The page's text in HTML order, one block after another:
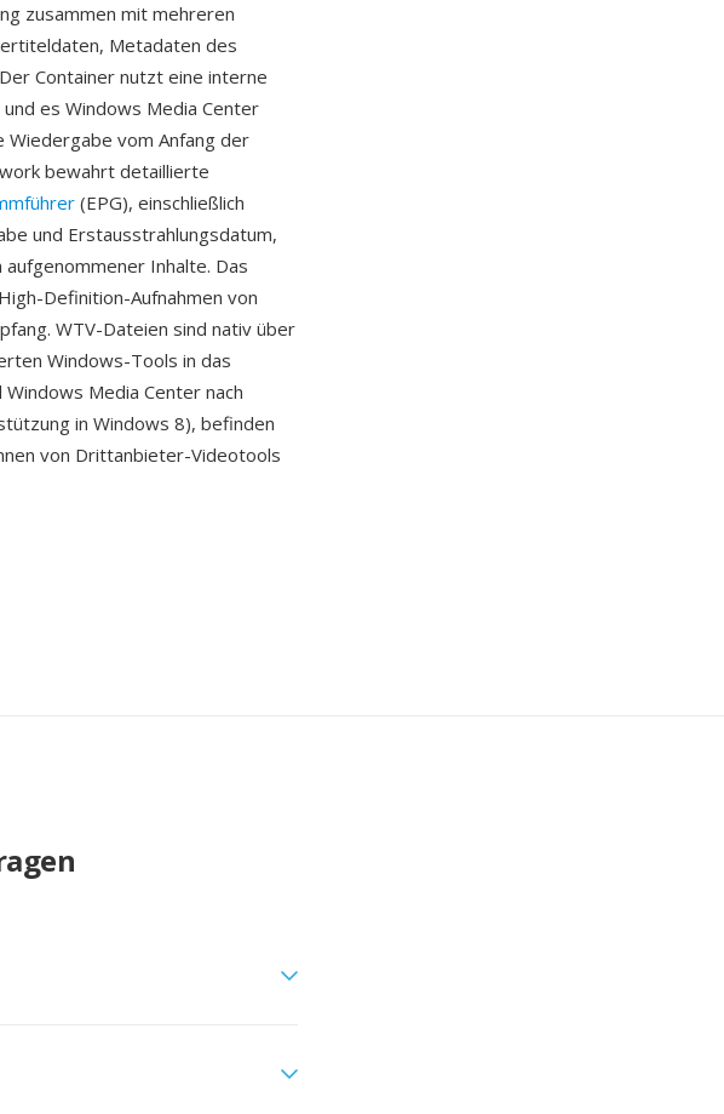
zusammen mit mehreren
Metadaten des
Container nutzt eine interne
es Windows Media Center
Wiedergabe vom Anfang der
bewahrt detaillierte
(EPG), einschließlich
und Erstausstrahlungsdatum,
Inhalte. Das
Definition-Aufnahmen von
WTV-Dateien sind nativ über
Windows-Tools in das
Media Center nach
in Windows 8), befinden
von Drittanbieter-Videotools